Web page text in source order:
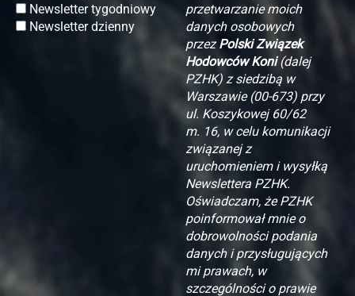
Newsletter tygodniowy
Newsletter dzienny
przetwarzanie moich
danych osobowych
przezPolski Związek
Hodowców Koni(dalej
PZHK) z siedzibą w
Warszawie (00-673) przy
ul. Koszykowej 60/62
m. 16, w celu komunikacji
związanej z
uruchomieniem i wysyłką
Newslettera PZHK.
Oświadczam, że PZHK
poinformował mnie o
dobrowolności podania
danych i przysługujących
mi prawach, w
szczególności o prawie